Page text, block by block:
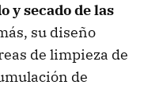
y secado de las
su diseño
de limpieza de
de